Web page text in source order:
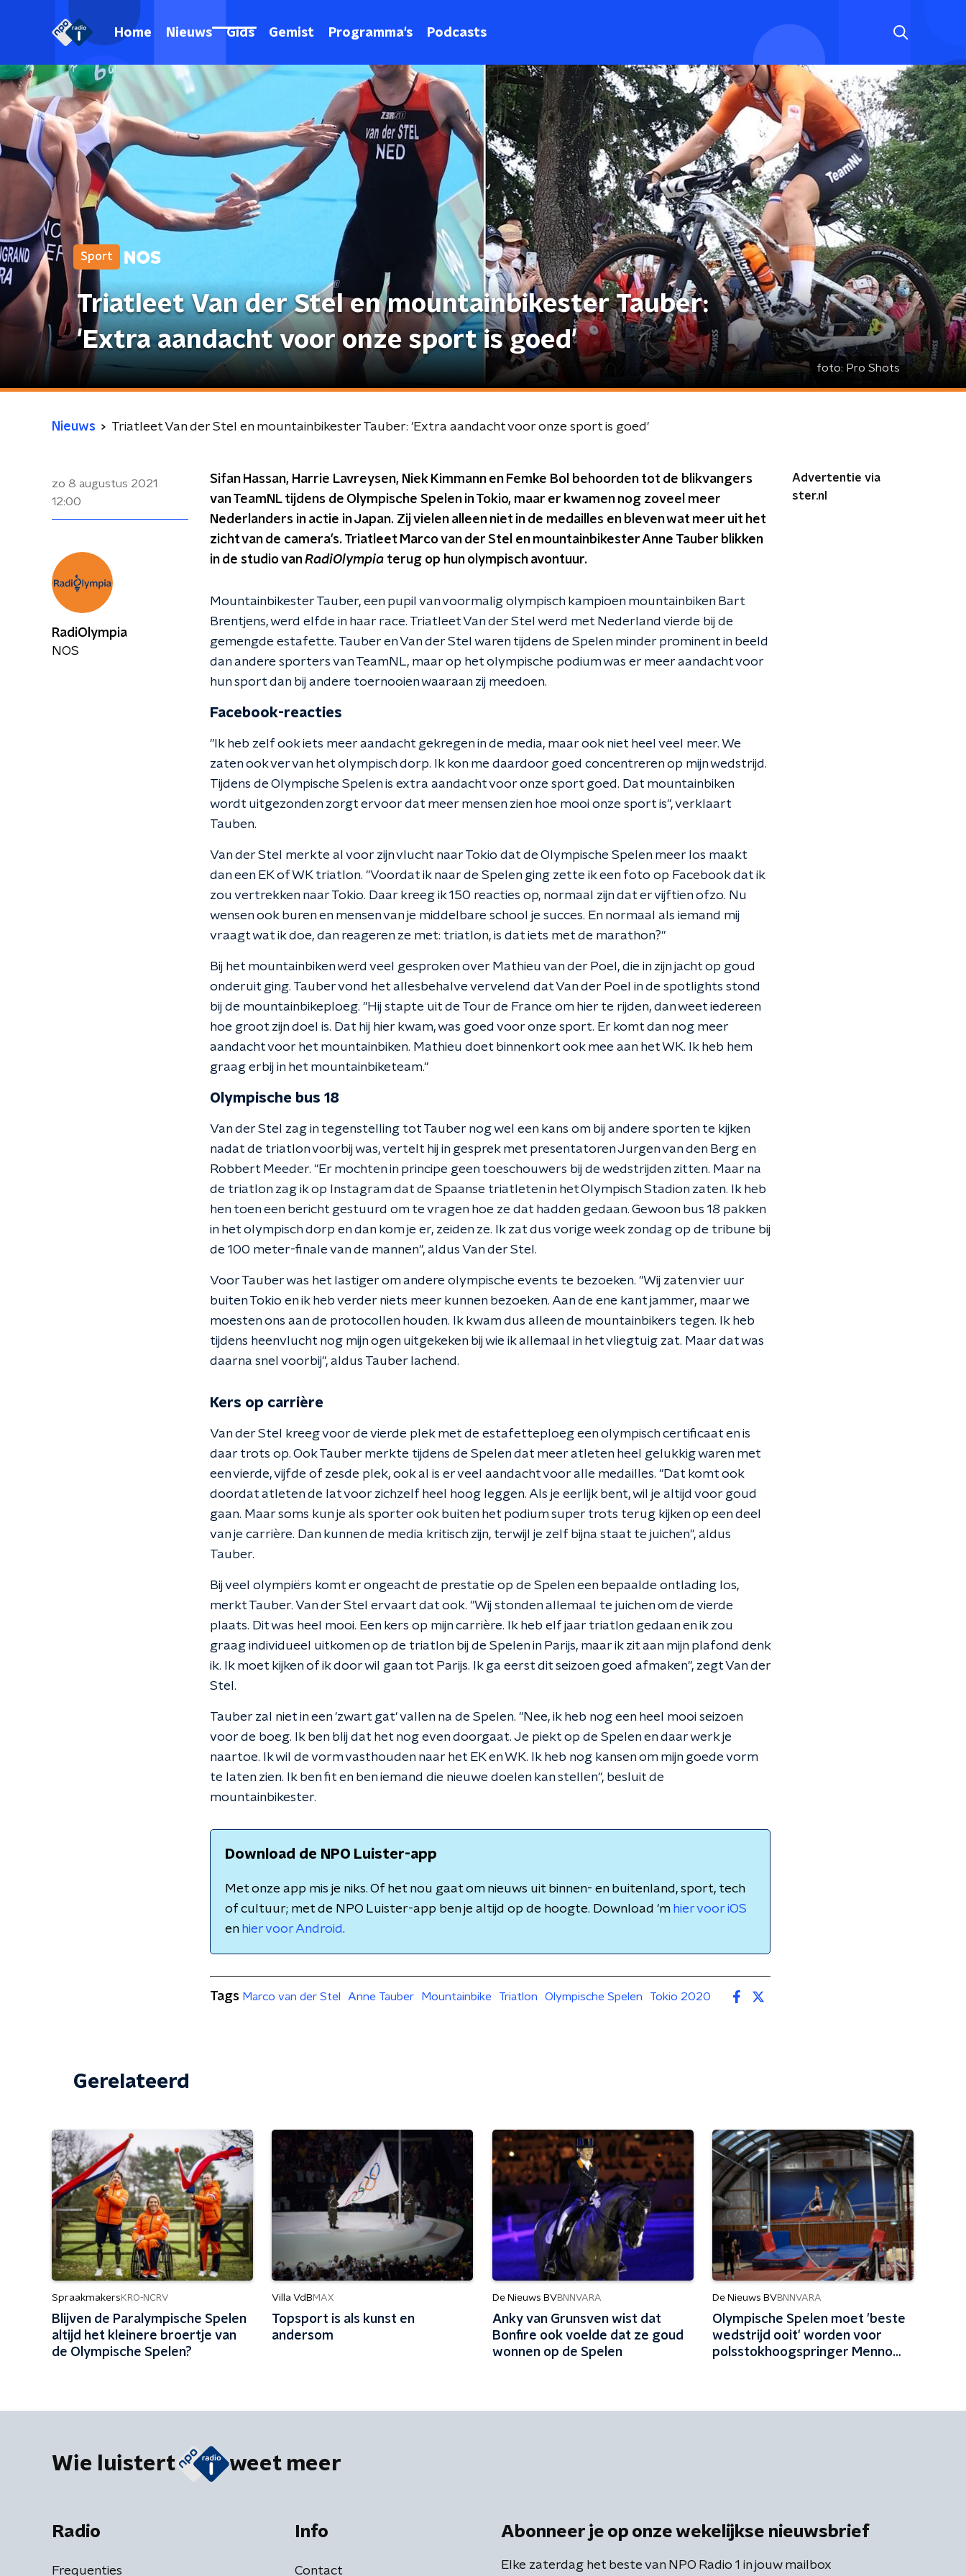
Home Nieuws Gids Gemist Programma's Podcasts
Sport
Triatleet Van der Stel en mountainbikester Tauber:
'Extra aandacht voor onze sport is goed'
foto: Pro Shots
Nieuws Triatleet Van der Stel en mountainbikester Tauber: 'Extra aandacht voor onze sport is goed'
zo 8 augustus 2021
12:00
Sifan Hassan, Harrie Lavreysen, Niek Kimmann en Femke Bol behoorden tot de blikvangers
van TeamNL tijdens de Olympische Spelen in Tokio, maar er kwamen nog zoveel meer
Nederlanders in actie in Japan. Zij vielen alleen niet in de medailles en bleven wat meer uit het
zicht van de camera's. Triatleet Marco van der Stel en mountainbikester Anne Tauber blikken
in de studio vanRadiOlympia terug op hun olympisch avontuur.
Mountainbikester Tauber, een pupil van voormalig olympisch kampioen mountainbiken Bart
Brentjens, werd elfde in haar race. Triatleet Van der Stel werd met Nederland vierde bij de
gemengde estafette. Tauber en Van der Stel waren tijdens de Spelen minder prominent in beeld
dan andere sporters van TeamNL, maar op het olympische podium was er meer aandacht voor
hun sport dan bij andere toernooien waaraan zij meedoen.
Facebook-reacties
"Ik heb zelf ook iets meer aandacht gekregen in de media, maar ook niet heel veel meer. We
zaten ook ver van het olympisch dorp. Ik kon me daardoor goed concentreren op mijn wedstrijd.
Tijdens de Olympische Spelen is extra aandacht voor onze sport goed. Dat mountainbiken
wordt uitgezonden zorgt ervoor dat meer mensen zien hoe mooi onze sport is", verklaart
Tauben.
Van der Stel merkte al voor zijn vlucht naar Tokio dat de Olympische Spelen meer los maakt
dan een EK of WK triatlon. "Voordat ik naar de Spelen ging zette ik een foto op Facebook dat ik
zou vertrekken naar Tokio. Daar kreeg ik 150 reacties op, normaal zijn dat er vijftien ofzo. Nu
wensen ook buren en mensen van je middelbare school je succes. En normaal als iemand mij
vraagt wat ik doe, dan reageren ze met: triatlon, is dat iets met de marathon?"
Bij het mountainbiken werd veel gesproken over Mathieu van der Poel, die in zijn jacht op goud
onderuit ging. Tauber vond het allesbehalve vervelend dat Van der Poel in de spotlights stond
bij de mountainbikeploeg. "Hij stapte uit de Tour de France om hier te rijden, dan weet iedereen
hoe groot zijn doel is. Dat hij hier kwam, was goed voor onze sport. Er komt dan nog meer
aandacht voor het mountainbiken. Mathieu doet binnenkort ook mee aan het WK. Ik heb hem
graag erbij in het mountainbiketeam."
Olympische bus 18
Van der Stel zag in tegenstelling tot Tauber nog wel een kans om bij andere sporten te kijken
nadat de triatlon voorbij was, vertelt hij in gesprek met presentatoren Jurgen van den Berg en
Robbert Meeder. "Er mochten in principe geen toeschouwers bij de wedstrijden zitten. Maar na
de triatlon zag ik op Instagram dat de Spaanse triatleten in het Olympisch Stadion zaten. Ik heb
hen toen een bericht gestuurd om te vragen hoe ze dat hadden gedaan. Gewoon bus 18 pakken
in het olympisch dorp en dan kom je er, zeiden ze. Ik zat dus vorige week zondag op de tribune bij
de 100 meter-finale van de mannen", aldus Van der Stel.
Voor Tauber was het lastiger om andere olympische events te bezoeken. "Wij zaten vier uur
buiten Tokio en ik heb verder niets meer kunnen bezoeken. Aan de ene kant jammer, maar we
moesten ons aan de protocollen houden. Ik kwam dus alleen de mountainbikers tegen. Ik heb
tijdens heenvlucht nog mijn ogen uitgekeken bij wie ik allemaal in het vliegtuig zat. Maar dat was
daarna snel voorbij", aldus Tauber lachend.
Kers op carrière
Van der Stel kreeg voor de vierde plek met de estafetteploeg een olympisch certificaat en is
daar trots op. Ook Tauber merkte tijdens de Spelen dat meer atleten heel gelukkig waren met
een vierde, vijfde of zesde plek, ook al is er veel aandacht voor alle medailles. "Dat komt ook
doordat atleten de lat voor zichzelf heel hoog leggen. Als je eerlijk bent, wil je altijd voor goud
gaan. Maar soms kun je als sporter ook buiten het podium super trots terug kijken op een deel
van je carrière. Dan kunnen de media kritisch zijn, terwijl je zelf bijna staat te juichen", aldus
Tauber.
Bij veel olympiërs komt er ongeacht de prestatie op de Spelen een bepaalde ontlading los,
merkt Tauber. Van der Stel ervaart dat ook. "Wij stonden allemaal te juichen om de vierde
plaats. Dit was heel mooi. Een kers op mijn carrière. Ik heb elf jaar triatlon gedaan en ik zou
graag individueel uitkomen op de triatlon bij de Spelen in Parijs, maar ik zit aan mijn plafond denk
ik. Ik moet kijken of ik door wil gaan tot Parijs. Ik ga eerst dit seizoen goed afmaken", zegt Van der
Stel.
Tauber zal niet in een 'zwart gat' vallen na de Spelen. "Nee, ik heb nog een heel mooi seizoen
voor de boeg. Ik ben blij dat het nog even doorgaat. Je piekt op de Spelen en daar werk je
naartoe. Ik wil de vorm vasthouden naar het EK en WK. Ik heb nog kansen om mijn goede vorm
te laten zien. Ik ben fit en ben iemand die nieuwe doelen kan stellen", besluit de
mountainbikester.
Download de NPO Luister-app
Met onze app mis je niks. Of het nou gaat om nieuws uit binnen- en buitenland, sport, tech
of cultuur; met de NPO Luister-app ben je altijd op de hoogte. Download 'm hier voor iOS
en hier voor Android.
Advertentie via
ster.nl
RadiOlympia
NOS
Tags Marco van der Stel Anne Tauber Mountainbike Triatlon Olympische Spelen Tokio 2020
Gerelateerd
Spraakmakers KRO-NCRV
Blijven de Paralympische Spelen
altijd het kleinere broertje van
de Olympische Spelen?
Villa VdB MAX
Topsport is als kunst en
andersom
De Nieuws BVBNNVARA
Anky van Grunsven wist dat
Bonfire ook voelde dat ze goud
wonnen op de Spelen
De Nieuws BVBNNVARA
Olympische Spelen moet 'beste
wedstrijd ooit' worden voor
polsstokhoogspringer Menno
Wie luistert weet meer
Radio
Frequenties
Info
Contact
Abonneer je op onze wekelijkse nieuwsbrief
Elke zaterdag het beste van NPO Radio 1 in jouw mailbox